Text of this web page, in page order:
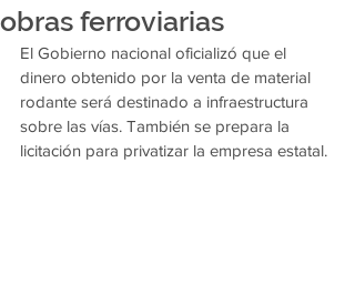
obras ferroviarias
El Gobierno nacional oficializó que el
dinero obtenido por la venta de material
rodante será destinado a infraestructura
sobre las vías. También se prepara la